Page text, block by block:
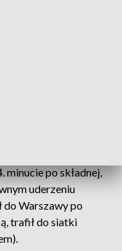
minucie po składnej,
uderzeniu
do Warszawy po
trafił do siatki